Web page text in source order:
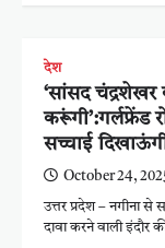
देश
‘सांसद
करूंगी’:गर्लफ्रेंड
सच्चाई
October 24,
उत्तर प्रदेश – नगीना
दावा करने वाली इंदौर